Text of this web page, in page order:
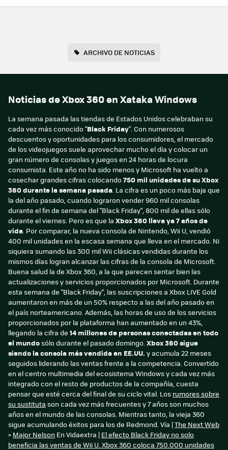
ARCHIVO DE NOTICIAS
Noticias de Xbox 360 en Xataka Windows
La semana pasada las tiendas de Estados Unidos celebraban su
cada vez más conocido "Black Friday". Con numerosos
descuentos y oportunidades para los consumidores, el mercado
de los videojuegos suele aprovechar mucho el día y colocar un
gran número de consolas y juegos en 24 horas de locura
consumista. Este año no ha sido menos y Microsoft ha vuelto a
cosechar grandes cifras colocando750 mil unidades de su Xbox
360 durante la semana pasada. La cifra es un poco más baja que
la del año pasado, cuando lograron vender 960 mil consolas
durante el fin de semana del "Black Friday", 800 mil de ellas sólo
durante el viernes. Pero es que la Xbox 360 lleva ya 7 años de
vida. Por comparar, la nueva consola de Nintendo, Wii U, vendió
400 mil unidades en la escasa semana que lleva en el mercado. Ni
siquiera sumando las 300 mil Wii clásicas vendidas durante los
mismos días logran alcanzar las cifras de la consola de Microsoft.
Buena salud la de Xbox 360, a la que parecen sentar bien las
actualizaciones y servicios proporcionados por Microsoft. Durante
esta semana de "Black Friday", las suscripciones a Xbox LIVE Gold
aumentaron en más de un 50% respecto a las del año pasado en
el país norteamericano. Además, las horas de uso de los servicios
proporcionados por la plataforma han aumentado en un 43%,
llegando la cifra de 14 millones de personas conectadas en todo
el mundosólo durante el pasado domingo. Xbox 360 sigue
siendo la consola más vendida en EE.UU. y acumula 22 meses
seguidos liderando las ventas frente a la competencia. Convertido
en el centro multimedia del ecosistema Windows y cada vez más
integrado con el resto de productos de la compañía, cuesta
pensar que esté cerca del final de su ciclo vital. Los rumores sobre
su sustituta son cada vez más frecuentes y 7 años son muchos
años en el mundo de las consolas. Mientras tanto, la vieja 360
sigue acumulando éxitos para los de Redmond. Vía |The Next Web
> Major Nelson En Vidaextra | El efecto Black Friday no solo
beneficia las ventas de Wii U. Xbox 360 coloca 750.000 unidades